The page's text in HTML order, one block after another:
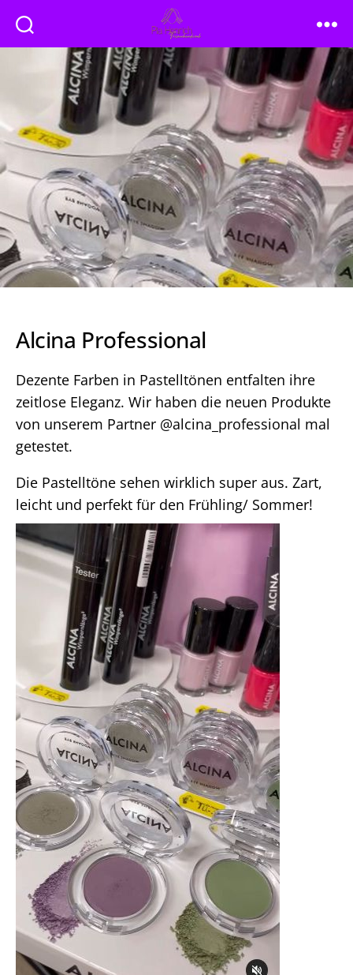
Friseur
Pia
Henrich
Alcina Professional
Dezente Farben in Pastelltönen entfalten ihre
zeitlose Eleganz. Wir haben die neuen Produkte
von unserem Partner @alcina_professional mal
getestet.
Die Pastelltöne sehen wirklich super aus. Zart,
leicht und perfekt für den Frühling/ Sommer!